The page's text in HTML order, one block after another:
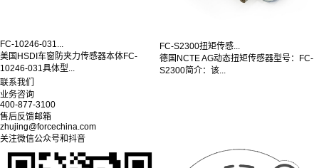
FC-10246-031...
美国HSDI车窗防夹力传感器本体FC-
10246-031具体型...
FC-S2300扭矩传感...
德国NCTE AG动态扭矩传感器型号：FC-
S2300简介：该...
联系我们
业务咨询
400-877-3100
售后反馈邮箱
zhujing@forcechina.com
关注微信公众号和抖音